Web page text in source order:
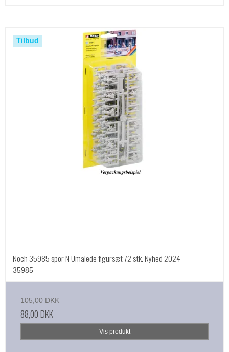
Tilbud
Noch 35985 spor N Umalede figursæt 72 stk. Nyhed 2024
35985
105,00 DKK
88,00 DKK
Vis produkt